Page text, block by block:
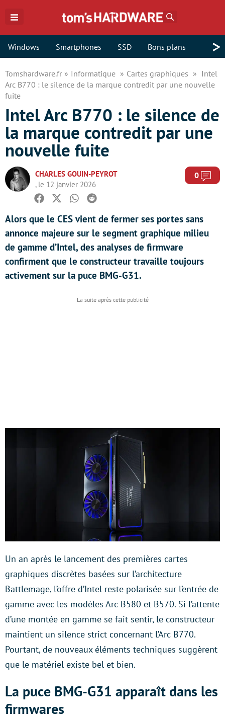
Windows Smartphones SSD Bons plans >
Tomshardware.fr Informatique Cartes graphiques
Intel
Arc B770 : le silence de la marque contredit par une nouvelle
fuite
Intel Arc B770 : le silence de
la marque contredit par une
nouvelle fuite
CHARLES GOUIN-PEYROT
, le 12 janvier 2026
0
Facebook
TwitterWhatsapp
Reddit
Alors que le CES vient de fermer ses portes sans
annonce majeure sur le segment graphique milieu
de gamme d’Intel, des analyses de firmware
confirment que le constructeur travaille toujours
activement sur la puce BMG-G31.
Un an après le lancement des premières cartes
graphiques discrètes basées sur l’architecture
Battlemage, l’offre d’Intel reste polarisée sur l’entrée de
gamme avec les modèles Arc B580 et B570. Si l’attente
d’une montée en gamme se fait sentir, le constructeur
maintient un silence strict concernant l’Arc B770.
Pourtant, de nouveaux éléments techniques suggèrent
que le matériel existe bel et bien.
La puce BMG-G31 apparaît dans les
firmwares